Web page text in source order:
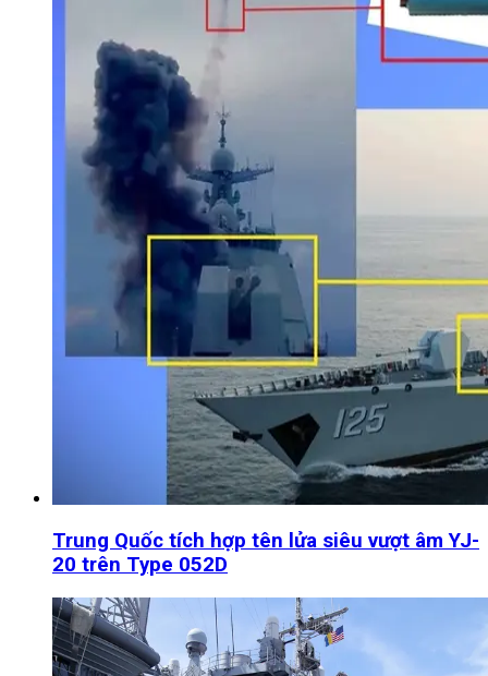
Trung Quốc tích hợp tên lửa siêu vượt âm YJ-
20 trên Type 052D